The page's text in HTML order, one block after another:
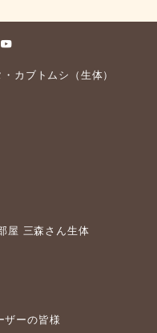
カブトムシ（生体）
屋 三森さん生体
ザーの皆様